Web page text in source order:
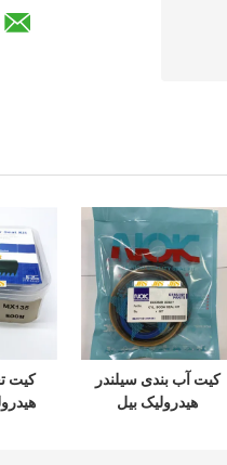
کیت آب بندی سیلندر
هیدرولیک بیل
کیت